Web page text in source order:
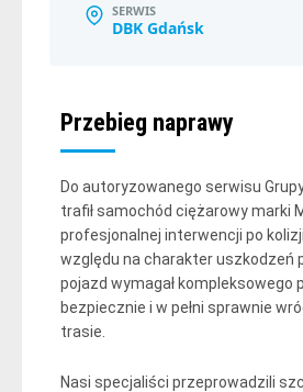
SERWIS
DBK Gdańsk
Przebieg naprawy
Do autoryzowanego serwisu
trafił samochód ciężarowy marki
profesjonalnej interwencji po
względu na charakter uszkodzeń
pojazd wymagał kompleksowego
bezpiecznie i w pełni sprawnie
trasie.
Nasi specjaliści przeprowadzili